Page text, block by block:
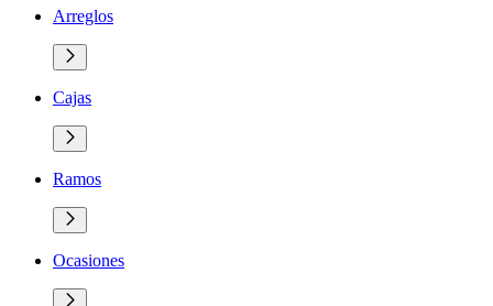
Arreglos
Cajas
Ramos
Ocasiones